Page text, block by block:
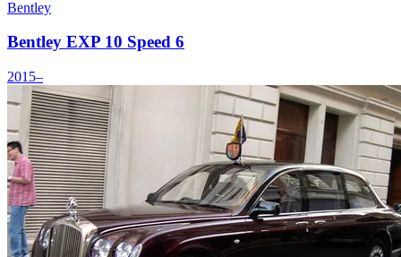
Bentley
Bentley EXP 10 Speed 6
2015–